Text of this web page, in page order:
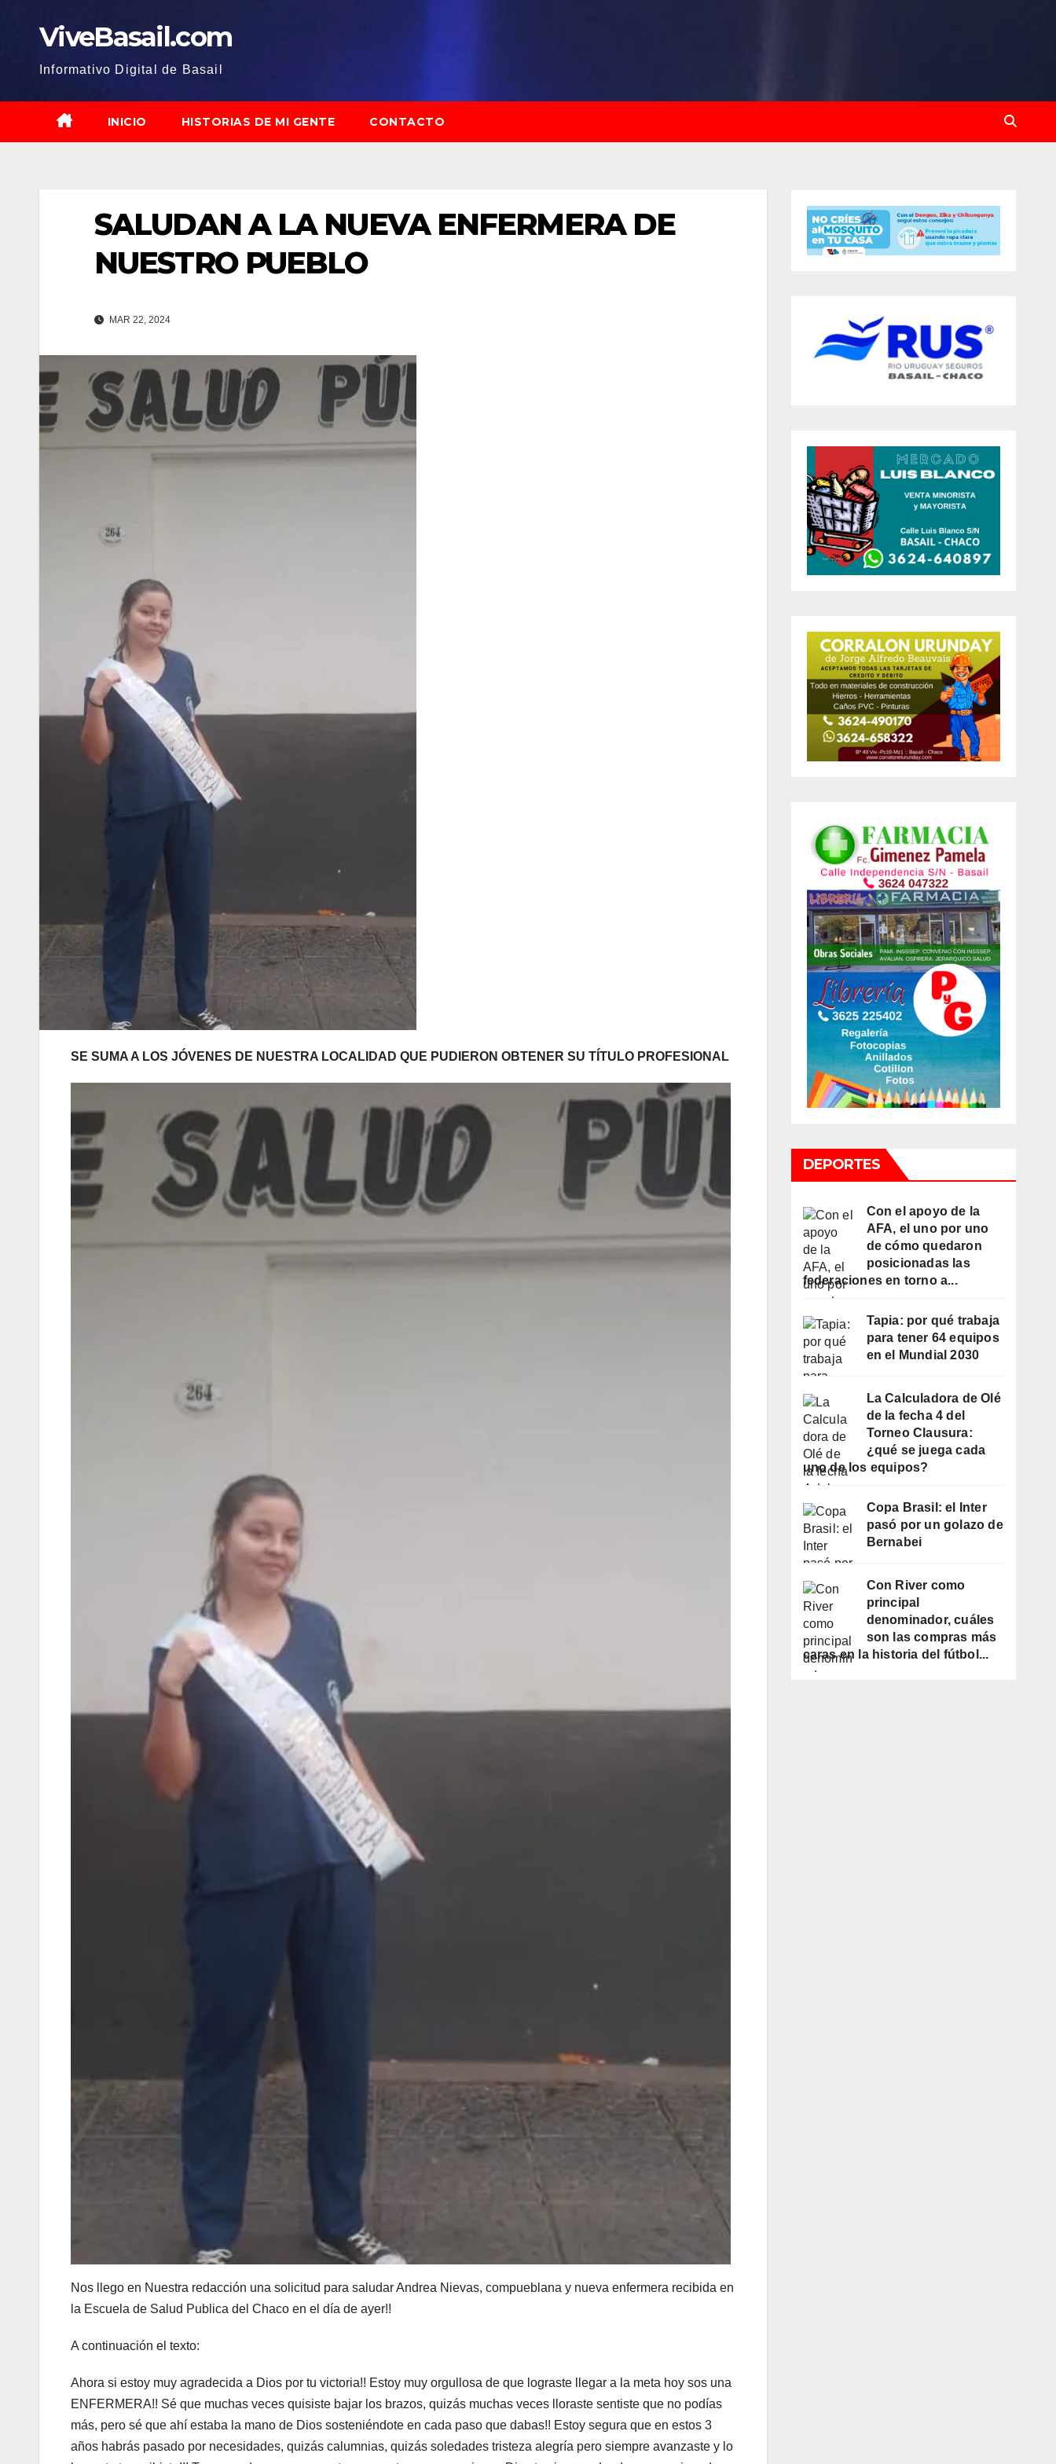
ViveBasail.com
Informativo Digital de Basail
INICIO HISTORIAS DE MI GENTE CONTACTO
SALUDAN A LA NUEVA ENFERMERA DE
NUESTRO PUEBLO
MAR 22, 2024
SE SUMA A LOS JÓVENES DE NUESTRA LOCALIDAD QUE PUDIERON OBTENER SU TÍTULO PROFESIONAL
Nos llego en Nuestra redacción una solicitud para saludar Andrea Nievas, compueblana y nueva enfermera recibida en
la Escuela de Salud Publica del Chaco en el día de ayer!!
A continuación el texto:
Ahora si estoy muy agradecida a Dios por tu victoria!! Estoy muy orgullosa de que lograste llegar a la meta hoy sos una
ENFERMERA!! Sé que muchas veces quisiste bajar los brazos, quizás muchas veces lloraste sentiste que no podías
más, pero sé que ahí estaba la mano de Dios sosteniéndote en cada paso que dabas!! Estoy segura que en estos 3
años habrás pasado por necesidades, quizás calumnias, quizás soledades tristeza alegría pero siempre avanzaste y lo
DEPORTES
Con el apoyo de la
AFA, el uno por uno
de cómo quedaron
posicionadas las
federaciones en torno a...
Tapia: por qué trabaja
para tener 64 equipos
en el Mundial 2030
La Calculadora de Olé
de la fecha 4 del
Torneo Clausura:
¿qué se juega cada
uno de los equipos?
Copa Brasil: el Inter
pasó por un golazo de
Bernabei
Con River como
principal
denominador, cuáles
son las compras más
caras en la historia del fútbol...